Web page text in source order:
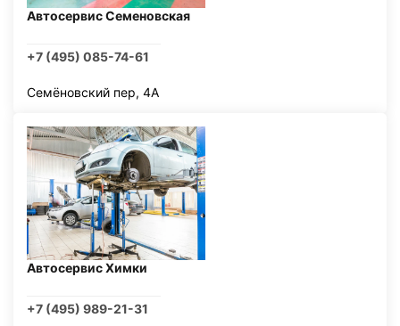
Автосервис Семеновская
+7 (495) 085-74-61
Семёновский пер, 4А
Автосервис Химки
+7 (495) 989-21-31